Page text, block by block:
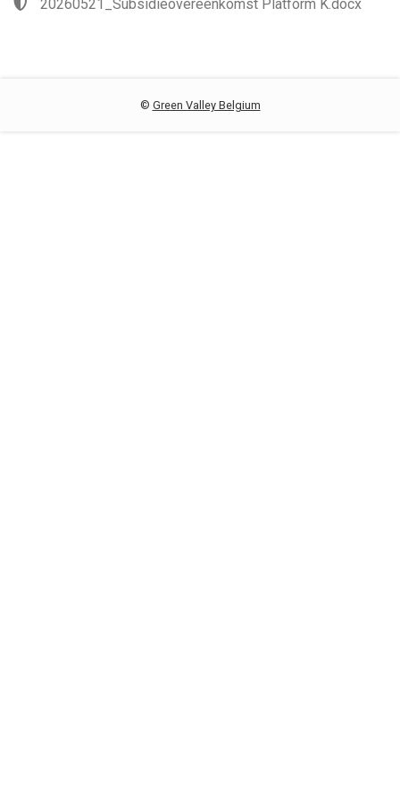
20260521_Subsidieovereenkomst Platform K.docx
© Green Valley Belgium